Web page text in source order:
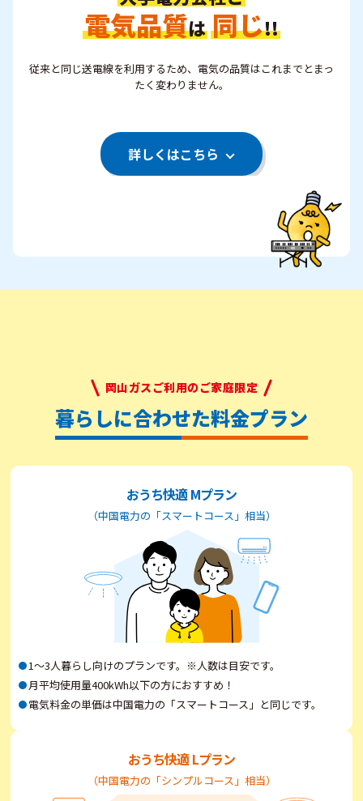
客さまの不利益となる事項が発生する場合があります。
※2お客さまのご希望により、配線工事を伴う場合は、費
用が発生する場合があります。
電気品質は 同じ!!
従来と同じ送電線を利用するため、電気の品質はこれまでとまっ
たく変わりません。
詳しくはこちら
岡山ガスご利用のご家庭限定
暮らしに合わせた料金プラン
おうち快適 Mプラン
（中国電力の「スマートコース」相当）
1〜3人暮らし向けのプランです。※人数は目安です。
月平均使用量400kWh以下の方におすすめ！
電気料金の単価は中国電力の「スマートコース」と同じです。
おうち快適 Lプラン
（中国電力の「シンプルコース」相当）